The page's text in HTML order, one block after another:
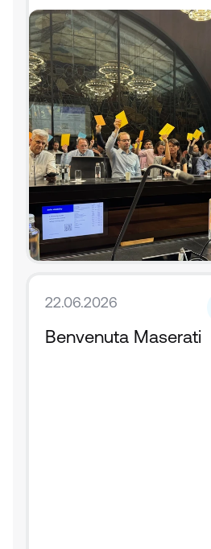
22.06.2026
Benvenuta Maserati